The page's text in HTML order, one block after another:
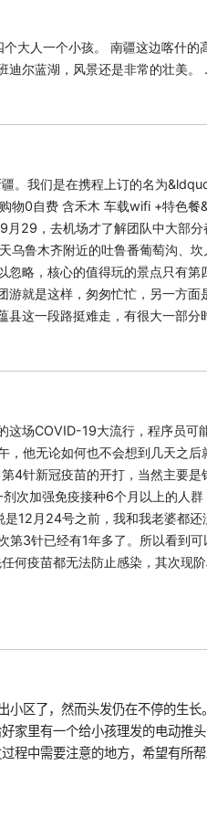
大人一个小孩。 南疆这边喀什
迪尔蓝湖，风景还是非常的壮美。
。我们是在携程上订的名为
0自费 含禾木 车载wifi +特色餐
29，去机场才了解团队中大部
乌鲁木齐附近的吐鲁番葡萄沟、
忽略，核心的值得玩的景点只有
游就是这样，匆匆忙忙，另一方
县这一段路挺难走，有很大一部
场COVID-19大流行，程序员可
，他无论如何也不会想到几天之
4针新冠疫苗的开打，当然主要
次加强免疫接种6个月以上的人
12月24号之前，我和我老婆都
第3针已经有1年多了。所以看到
何疫苗都无法防止感染，其次现
区了，然而头发仍在不停的生长
家里有一个给小孩理发的电动推
程中需要注意的地方，希望有所